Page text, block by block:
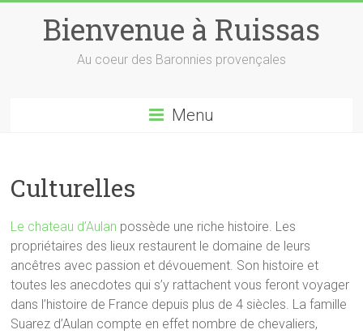
Bienvenue à Ruissas
Au coeur des Baronnies provençales
Menu
Culturelles
Le chateau d’Aulan possède une riche histoire. Les
propriétaires des lieux restaurent le domaine de leurs
ancêtres avec passion et dévouement. Son histoire et
toutes les anecdotes qui s’y rattachent vous feront voyager
dans l’histoire de France depuis plus de 4 siècles. La famille
Suarez d’Aulan compte en effet nombre de chevaliers,